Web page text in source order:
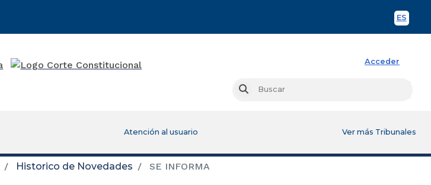
ES
Acceder
Buscar
Atención al usuario Ver más Tribunales
Historico de Novedades SE INFORMA